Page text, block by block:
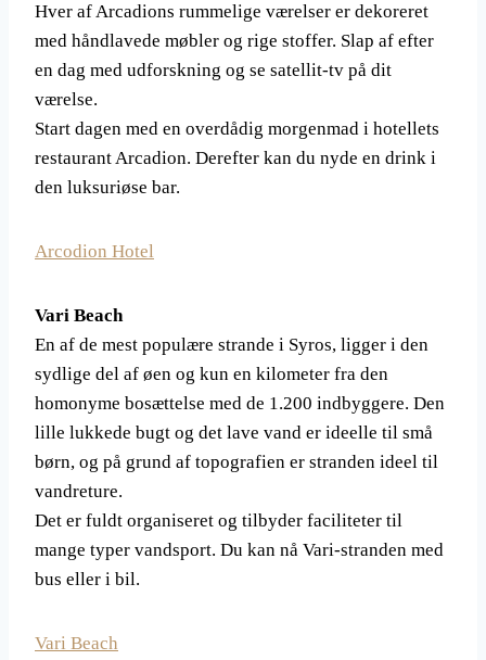
Hver af Arcadions rummelige værelser er dekoreret
med håndlavede møbler og rige stoffer. Slap af efter
en dag med udforskning og se satellit-tv på dit
værelse.
Start dagen med en overdådig morgenmad i hotellets
restaurant Arcadion. Derefter kan du nyde en drink i
den luksuriøse bar.
Arcodion Hotel
Vari Beach
En af de mest populære strande i Syros, ligger i den
sydlige del af øen og kun en kilometer fra den
homonyme bosættelse med de 1.200 indbyggere. Den
lille lukkede bugt og det lave vand er ideelle til små
børn, og på grund af topografien er stranden ideel til
vandreture.
Det er fuldt organiseret og tilbyder faciliteter til
mange typer vandsport. Du kan nå Vari-stranden med
bus eller i bil.
Vari Beach